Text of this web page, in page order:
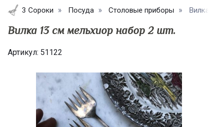
3 Сороки Посуда Столовые приборы Вилка
Вилка 13 см мельхиор набор 2 шт.
Артикул: 51122